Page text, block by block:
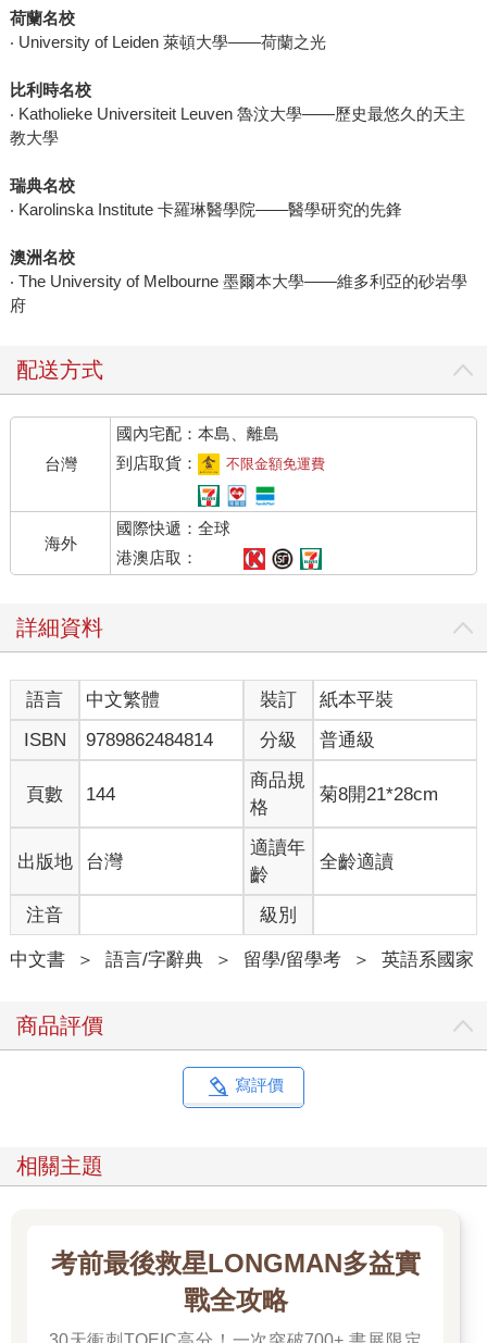
荷蘭名校
‧ University of Leiden 萊頓大學——荷蘭之光
比利時名校
‧ Katholieke Universiteit Leuven 魯汶大學——歷史最悠久的天主
教大學
瑞典名校
‧ Karolinska Institute 卡羅琳醫學院——醫學研究的先鋒
澳洲名校
‧ The University of Melbourne 墨爾本大學——維多利亞的砂岩學
府
配送方式
台灣
國內宅配：本島、離島
到店取貨：
不限金額免運費
海外
國際快遞：全球
港澳店取：
詳細資料
語言 中文繁體 裝訂
紙本平裝
ISBN
9789862484814 分級 普通級
頁數 144
商品規
格
菊8開21*28cm
出版地 台灣
適讀年
齡
全齡適讀
注音 級別
中文書 ＞ 語言/字辭典 ＞ 留學/留學考 ＞ 英語系國家
商品評價
寫評價
相關主題
考前最後救星LONGMAN多益實
戰全攻略